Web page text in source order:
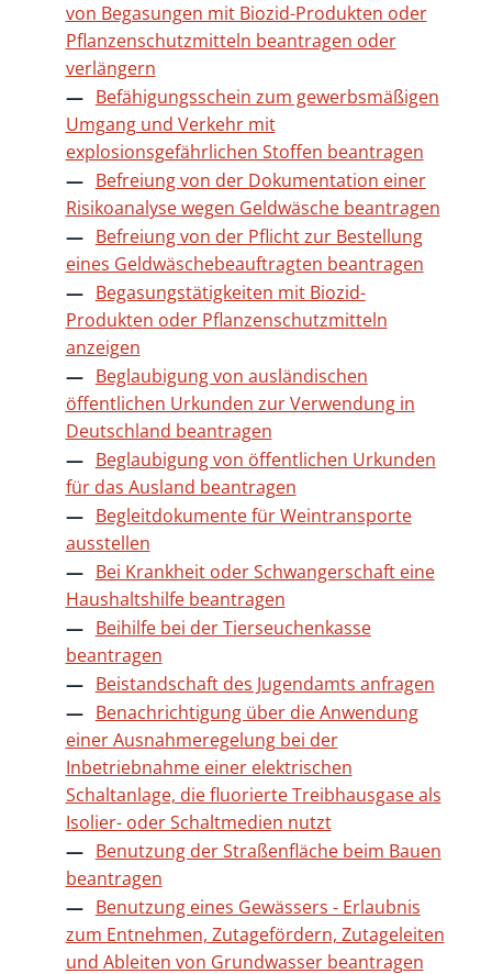
von Begasungen mit Biozid-Produkten oder
Pflanzenschutzmitteln beantragen oder
verlängern
Befähigungsschein zum gewerbsmäßigen
Umgang und Verkehr mit
explosionsgefährlichen Stoffen beantragen
Befreiung von der Dokumentation einer
Risikoanalyse wegen Geldwäsche beantragen
Befreiung von der Pflicht zur Bestellung
eines Geldwäschebeauftragten beantragen
Begasungstätigkeiten mit Biozid-
Produkten oder Pflanzenschutzmitteln
anzeigen
Beglaubigung von ausländischen
öffentlichen Urkunden zur Verwendung in
Deutschland beantragen
Beglaubigung von öffentlichen Urkunden
für das Ausland beantragen
Begleitdokumente für Weintransporte
ausstellen
Bei Krankheit oder Schwangerschaft eine
Haushaltshilfe beantragen
Beihilfe bei der Tierseuchenkasse
beantragen
Beistandschaft des Jugendamts anfragen
Benachrichtigung über die Anwendung
einer Ausnahmeregelung bei der
Inbetriebnahme einer elektrischen
Schaltanlage, die fluorierte Treibhausgase als
Isolier- oder Schaltmedien nutzt
Benutzung der Straßenfläche beim Bauen
beantragen
Benutzung eines Gewässers - Erlaubnis
zum Entnehmen, Zutagefördern, Zutageleiten
und Ableiten von Grundwasser beantragen